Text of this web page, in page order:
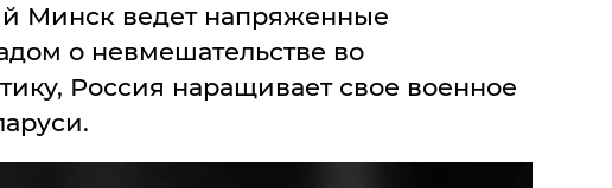
Минск ведет напряженные
о невмешательстве во
Россия наращивает свое военное